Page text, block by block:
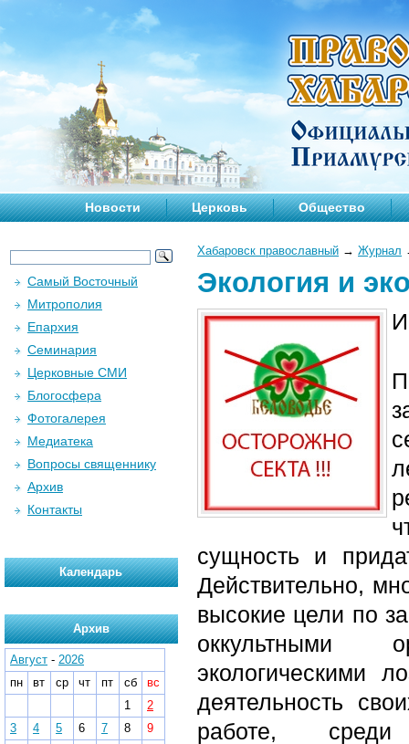
Новости Церковь Общество
Хабаровск православный → Журнал
Экология и
сущность и
Действительно,
высокие цели по
оккультными
экологическими
деятельность
работе,
Самый Восточный
Митрополия
Епархия
Семинария
Церковные СМИ
Блогосфера
Фотогалерея
Медиатека
Вопросы священнику
Архив
Контакты
Календарь
Архив
Август - 2026
пн
вт ср чт пт сб
вс
1
2
3
4 5 6 7 8
9